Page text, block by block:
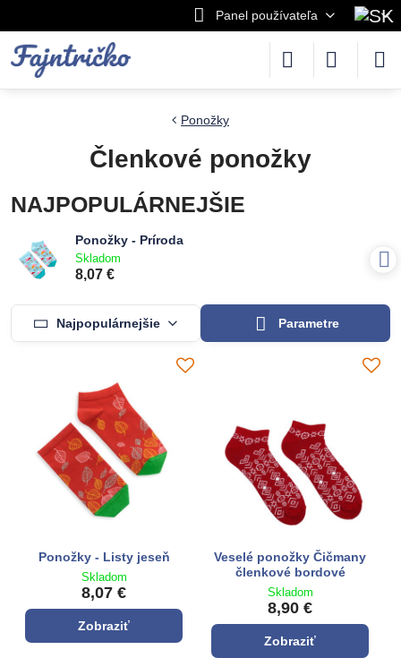
Panel používateľa
Ponožky
Členkové ponožky
NAJPOPULÁRNEJŠIE
Ponožky - Príroda
Skladom
8,07 €
Najpopulárnejšie Parametre
Ponožky - Listy jeseň
Skladom
8,07 €
Zobraziť
Veselé ponožky Čičmany
členkové bordové
Skladom
8,90 €
Zobraziť